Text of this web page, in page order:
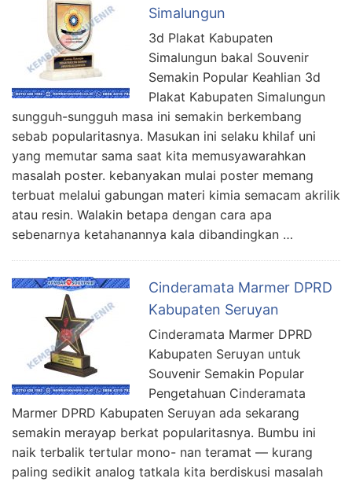
Simalungun
3d Plakat Kabupaten
Simalungun bakal Souvenir
Semakin Popular Keahlian 3d
Plakat Kabupaten Simalungun
sungguh-sungguh masa ini semakin berkembang
sebab popularitasnya. Masukan ini selaku khilaf uni
yang memutar sama saat kita memusyawarahkan
masalah poster. kebanyakan mulai poster memang
terbuat melalui gabungan materi kimia semacam akrilik
atau resin. Walakin betapa dengan cara apa
sebenarnya ketahanannya kala dibandingkan …
Cinderamata Marmer DPRD
Kabupaten Seruyan
Cinderamata Marmer DPRD
Kabupaten Seruyan untuk
Souvenir Semakin Popular
Pengetahuan Cinderamata
Marmer DPRD Kabupaten Seruyan ada sekarang
semakin merayap berkat popularitasnya. Bumbu ini
naik terbalik tertular mono- nan teramat — kurang
paling sedikit analog tatkala kita berdiskusi masalah